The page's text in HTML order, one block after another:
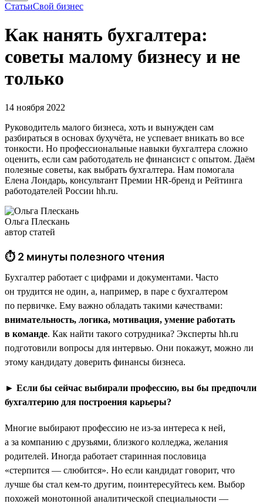
СтатьиСвой бизнес
Как нанять бухгалтера:
советы малому бизнесу и не
только
14 ноября 2022
Руководитель малого бизнеса, хоть и вынужден сам
разбираться в основах бухучёта, не успевает вникать во все
тонкости. Но профессиональные навыки бухгалтера сложно
оценить, если сам работодатель не финансист с опытом. Даём
полезные советы, как выбрать бухгалтера. Нам помогала
Елена Лондарь, консультант Премии HR-бренд и Рейтинга
работодателей России hh.ru.
Ольга Плескань
автор статей
⏱ 2 минуты полезного чтения
Бухгалтер работает с цифрами и документами. Часто
он трудится не один, а, например, в паре с бухгалтером
по первичке. Ему важно обладать такими качествами:
внимательность, логика, мотивация, умение работать
в команде. Как найти такого сотрудника? Эксперты hh.ru
подготовили вопросы для интервью. Они покажут, можно ли
этому кандидату доверить финансы бизнеса.
► Если бы сейчас выбирали профессию, вы бы предпочли
бухгалтерию для построения карьеры?
Многие выбирают профессию не из-за интереса к ней,
а за компанию с друзьями, близкого колледжа, желания
родителей. Иногда работает старинная пословица
«стерпится — слюбится». Но если кандидат говорит, что
лучше бы стал кем-то другим, поинтересуйтесь кем. Выбор
похожей монотонной аналитической специальности —